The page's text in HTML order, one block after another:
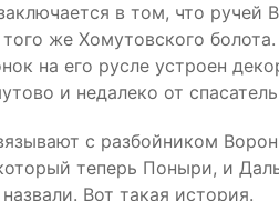
в том, что
же Хомутовского
на его русле устроен
и недалеко от
с разбойником
теперь Поныри, и
Вот такая история.